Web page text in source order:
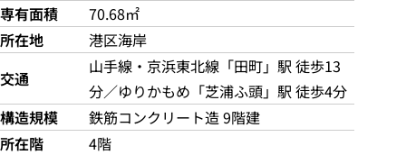
専有面積
70.68㎡
所在地
港区海岸
交通
山手線・京浜東北線「田町」駅 徒歩13
分／ゆりかもめ「芝浦ふ頭」駅 徒歩4分
構造規模
鉄筋コンクリート造 9階建
所在階
4階